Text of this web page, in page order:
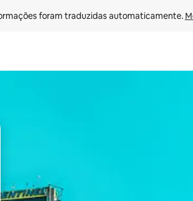
foram traduzidas automaticamente.